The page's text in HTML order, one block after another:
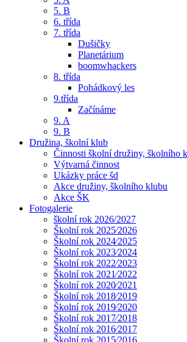
5. B
6. třída
7. třída
Dušičky
Planetárium
boomwhackers
8. třída
Pohádkový les
9.třída
Začínáme
9. A
9. B
Družina, školní klub
Činnosti školní družiny, školního
Výtvarná činnost
Ukázky práce šd
Akce družiny, školního klubu
Akce ŠK
Fotogalerie
školní rok 2026/2027
Školní rok 2025⁄2026
Školní rok 2024⁄2025
Školní rok 2023⁄2024
Školní rok 2022⁄2023
Školní rok 2021⁄2022
Školní rok 2020⁄2021
Školní rok 2018⁄2019
Školní rok 2019⁄2020
Školní rok 2017⁄2018
Školní rok 2016⁄2017
Školní rok 2015⁄2016